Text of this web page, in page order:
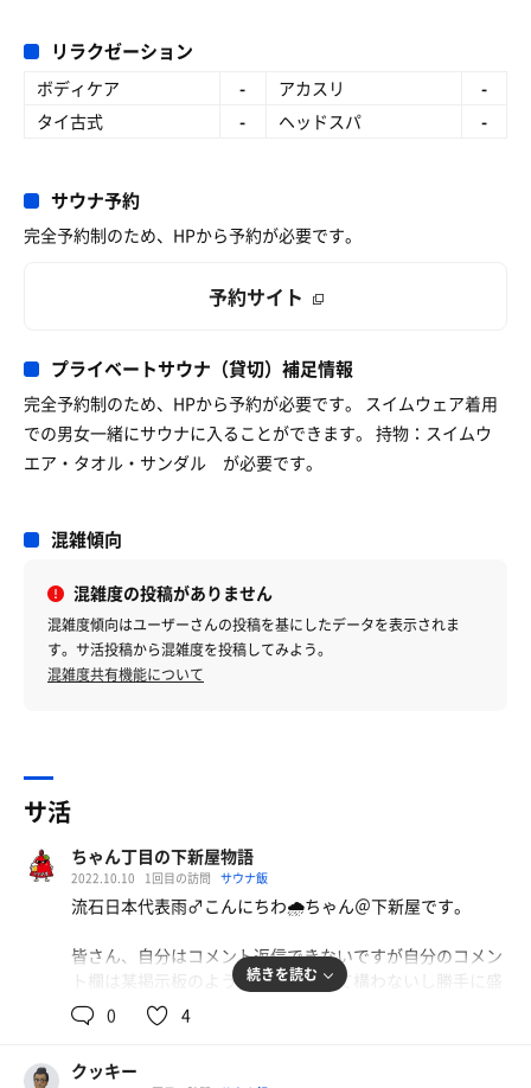
リラクゼーション
ボディケア - アカスリ
-
タイ古式
- ヘッドスパ -
サウナ予約
完全予約制のため、HPから予約が必要です。
予約サイト
プライベートサウナ（貸切）補足情報
完全予約制のため、HPから予約が必要です。 スイムウェア着用
での男女一緒にサウナに入ることができます。 持物：スイムウ
エア・タオル・サンダル が必要です。
混雑傾向
混雑度の投稿がありません
混雑度傾向はユーザーさんの投稿を基にしたデータを表示されま
す。サ活投稿から混雑度を投稿してみよう。
混雑度共有機能について
サ活
ちゃん丁目の下新屋物語
2022.10.10 1回目の訪問 サウナ飯
流石日本代表雨♂こんにちわ🌧️ちゃん＠下新屋です。
皆さん、自分はコメント返信できないですが自分のコメン
ト欄は某掲示板のように使って貰って構わないし勝手に盛
り上がってくれる方が本人が喜びますので宜しく😃
イベートサウナのこちらへ💨
続きを読む
0 4
クッキー